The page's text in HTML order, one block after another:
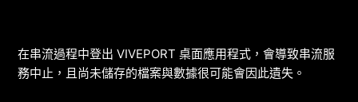
在串流過程中登出 VIVEPORT 桌面應用程式，會導致串流服
務中止，且尚未儲存的檔案與數據很可能會因此遺失。